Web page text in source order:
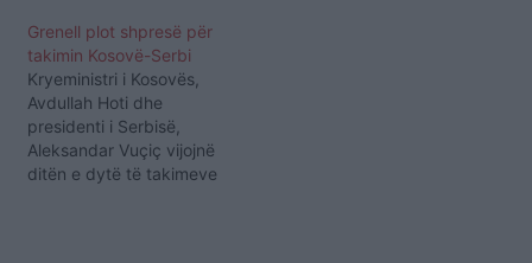
mbushur plot 30-vite.
“Sarpi” ka ndar një foto
me ndjekësit e tij në
Instagram, ku shihet me
look-un…
Grenell plot shpresë për
takimin Kosovë-Serbi
Kryeministri i Kosovës,
Avdullah Hoti dhe
presidenti i Serbisë,
Aleksandar Vuçiç vijojnë
ditën e dytë të takimeve